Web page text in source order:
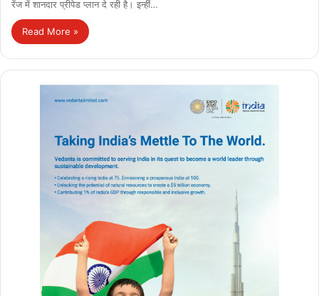
रेंज में शानदार प्रीपेड प्लान दे रही है। इन्हीं…
Read More »